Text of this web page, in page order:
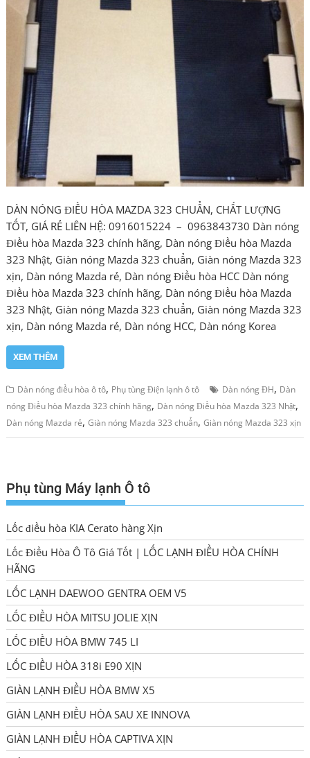
DÀN NÓNG ĐIỀU HÒA MAZDA 323 CHUẨN, CHẤT LƯỢNG
TỐT, GIÁ RẺ LIÊN HỆ: 0916015224 – 0963843730 Dàn nóng
Điều hòa Mazda 323 chính hãng, Dàn nóng Điều hòa Mazda
323 Nhật, Giàn nóng Mazda 323 chuẩn, Giàn nóng Mazda 323
xịn, Dàn nóng Mazda rẻ, Dàn nóng Điều hòa HCC Dàn nóng
Điều hòa Mazda 323 chính hãng, Dàn nóng Điều hòa Mazda
323 Nhật, Giàn nóng Mazda 323 chuẩn, Giàn nóng Mazda 323
xịn, Dàn nóng Mazda rẻ, Dàn nóng HCC, Dàn nóng Korea
XEM THÊM
Dàn nóng điều hòa ô tô, Phụ tùng Điện lạnh ô tô Dàn nóng ĐH, Dàn
nóng Điều hòa Mazda 323 chính hãng, Dàn nóng Điều hòa Mazda 323 Nhật,
Dàn nóng Mazda rẻ,Giàn nóng Mazda 323 chuẩn,Giàn nóng Mazda 323 xịn
Phụ tùng Máy lạnh Ô tô
Lốc điều hòa KIA Cerato hàng Xịn
Lốc Điều Hòa Ô Tô Giá Tốt | LỐC LẠNH ĐIỀU HÒA CHÍNH
HÃNG
LỐC LẠNH DAEWOO GENTRA OEM V5
LỐC ĐIỀU HÒA MITSU JOLIE XỊN
LỐC ĐIỀU HÒA BMW 745 LI
LỐC ĐIỀU HÒA 318i E90 XỊN
GIÀN LẠNH ĐIỀU HÒA BMW X5
GIÀN LẠNH ĐIỀU HÒA SAU XE INNOVA
GIÀN LẠNH ĐIỀU HÒA CAPTIVA XỊN